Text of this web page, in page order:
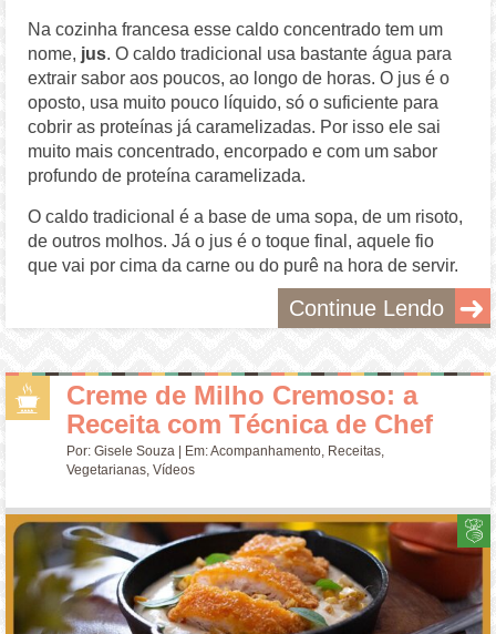
Na cozinha francesa esse caldo concentrado tem um
nome, jus. O caldo tradicional usa bastante água para
extrair sabor aos poucos, ao longo de horas. O jus é o
oposto, usa muito pouco líquido, só o suficiente para
cobrir as proteínas já caramelizadas. Por isso ele sai
muito mais concentrado, encorpado e com um sabor
profundo de proteína caramelizada.
O caldo tradicional é a base de uma sopa, de um risoto,
de outros molhos. Já o jus é o toque final, aquele fio
que vai por cima da carne ou do purê na hora de servir.
Continue Lendo
Creme de Milho Cremoso: a
Receita com Técnica de Chef
Por:Gisele Souza | Em:Acompanhamento Receitas
Vegetarianas ,Vídeos